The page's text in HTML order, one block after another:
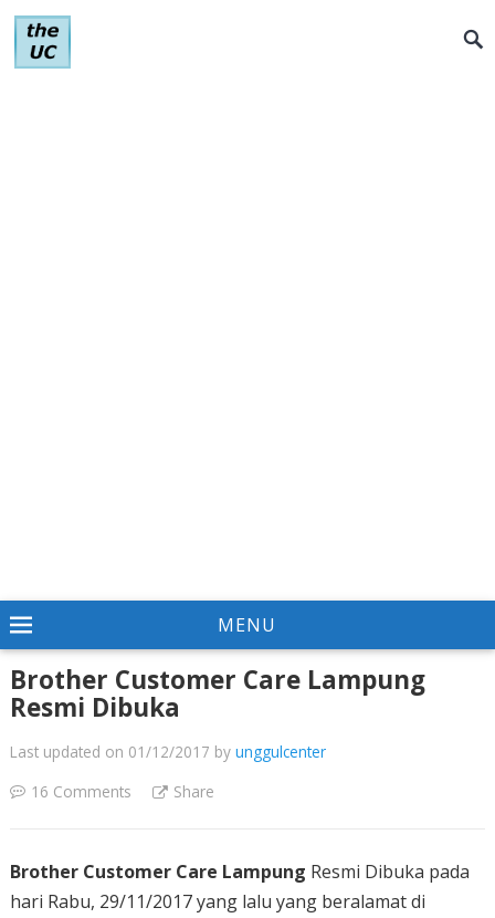
MENU
Brother Customer Care Lampung
Resmi Dibuka
Last updated on 01/12/2017 by unggulcenter
16 Comments
Share
Brother Customer Care Lampung Resmi Dibuka pada
hari Rabu, 29/11/2017 yang lalu yang beralamat di